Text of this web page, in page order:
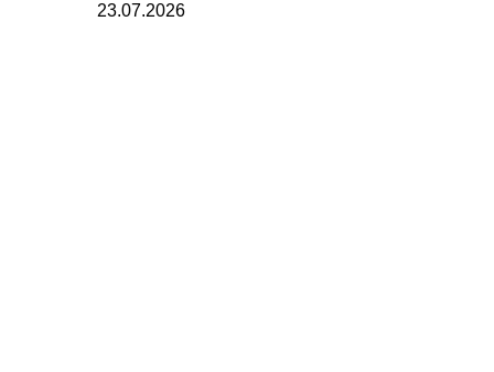
23.07.2026